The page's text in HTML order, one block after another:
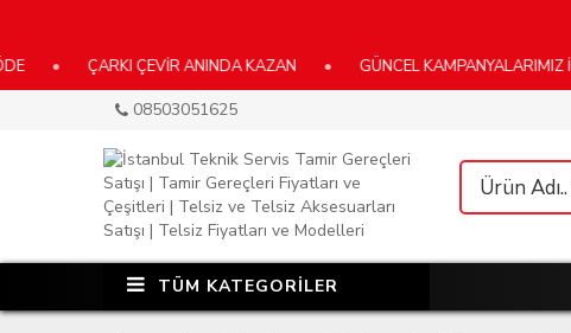
ÇARKI ÇEVİR ANINDA KAZAN • GÜNCEL KAMPANYALARIMIZ İÇİN E-
08503051625
TÜM KATEGORİLER